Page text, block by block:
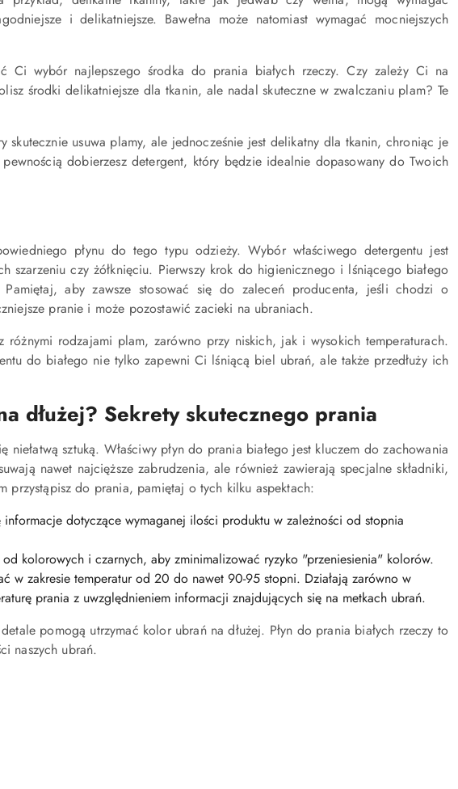
i delikatniejsze. Bawełna może natomiast wymagać mocniejszych
wybór najlepszego środka do prania białych rzeczy. Czy zależy Ci na
środki delikatniejsze dla tkanin, ale nadal skuteczne w zwalczaniu plam? Te
usuwa plamy, ale jednocześnie jest delikatny dla tkanin, chroniąc je
dobierzesz detergent, który będzie idealnie dopasowany do Twoich
płynu do tego typu odzieży. Wybór właściwego detergentu jest
czy żółknięciu. Pierwszy krok do higienicznego i lśniącego białego
aby zawsze stosować się do zaleceń producenta, jeśli chodzi o
pranie i może pozostawić zacieki na ubraniach.
rodzajami plam, zarówno przy niskich, jak i wysokich temperaturach.
do białego nie tylko zapewni Ci lśniącą biel ubrań, ale także przedłuży ich
dłużej? Sekrety skutecznego prania
sztuką. Właściwy płyn do prania białego jest kluczem do zachowania
nawet najcięższe zabrudzenia, ale również zawierają specjalne składniki,
przystąpisz do prania, pamiętaj o tych kilku aspektach:
dotyczące wymaganej ilości produktu w zależności od stopnia
kolorowych i czarnych, aby zminimalizować ryzyko "przeniesienia" kolorów.
w zakresie temperatur od 20 do nawet 90-95 stopni. Działają zarówno w
prania z uwzględnieniem informacji znajdujących się na metkach ubrań.
pomogą utrzymać kolor ubrań na dłużej. Płyn do prania białych rzeczy to
naszych ubrań.